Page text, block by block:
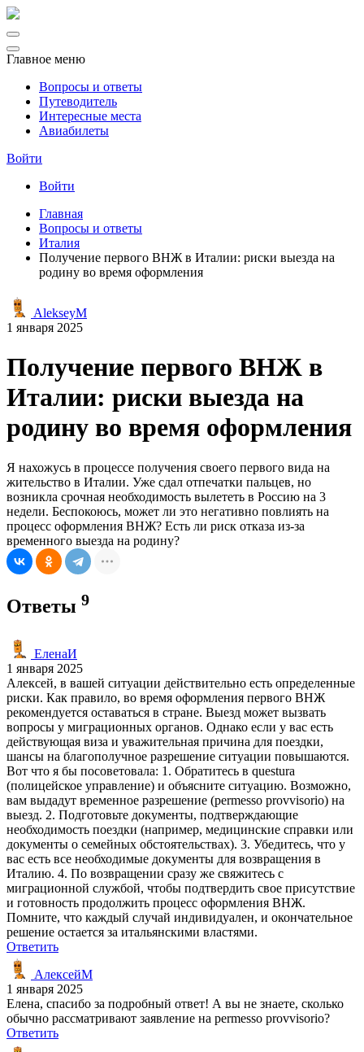
Главное меню
Вопросы и ответы
Путеводитель
Интересные места
Авиабилеты
Войти
Войти
Главная
Вопросы и ответы
Италия
Получение первого ВНЖ в Италии: риски выезда на
родину во время оформления
AlekseyM
1 января 2025
Получение первого ВНЖ в
Италии: риски выезда на
родину во время оформления
Я нахожусь в процессе получения своего первого вида на
жительство в Италии. Уже сдал отпечатки пальцев, но
возникла срочная необходимость вылететь в Россию на 3
недели. Беспокоюсь, может ли это негативно повлиять на
процесс оформления ВНЖ? Есть ли риск отказа из-за
временного выезда на родину?
Ответы 9
ЕленаИ
1 января 2025
Алексей, в вашей ситуации действительно есть определенные
риски. Как правило, во время оформления первого ВНЖ
рекомендуется оставаться в стране. Выезд может вызвать
вопросы у миграционных органов. Однако если у вас есть
действующая виза и уважительная причина для поездки,
шансы на благополучное разрешение ситуации повышаются.
Вот что я бы посоветовала: 1. Обратитесь в questura
(полицейское управление) и объясните ситуацию. Возможно,
вам выдадут временное разрешение (permesso provvisorio) на
выезд. 2. Подготовьте документы, подтверждающие
необходимость поездки (например, медицинские справки или
документы о семейных обстоятельствах). 3. Убедитесь, что у
вас есть все необходимые документы для возвращения в
Италию. 4. По возвращении сразу же свяжитесь с
миграционной службой, чтобы подтвердить свое присутствие
и готовность продолжить процесс оформления ВНЖ.
Помните, что каждый случай индивидуален, и окончательное
решение остается за итальянскими властями.
Ответить
АлексейМ
1 января 2025
Елена, спасибо за подробный ответ! А вы не знаете, сколько
обычно рассматривают заявление на permesso provvisorio?
Ответить